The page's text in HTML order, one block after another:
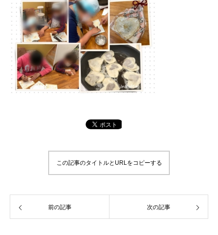
この記事のタイトルとURLをコピーする
前の記事 次の記事